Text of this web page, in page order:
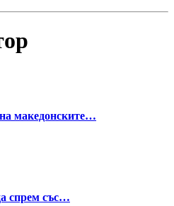
македонските…
спрем със…